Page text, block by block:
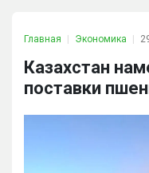
Главная Экономика
Казахстан
поставки